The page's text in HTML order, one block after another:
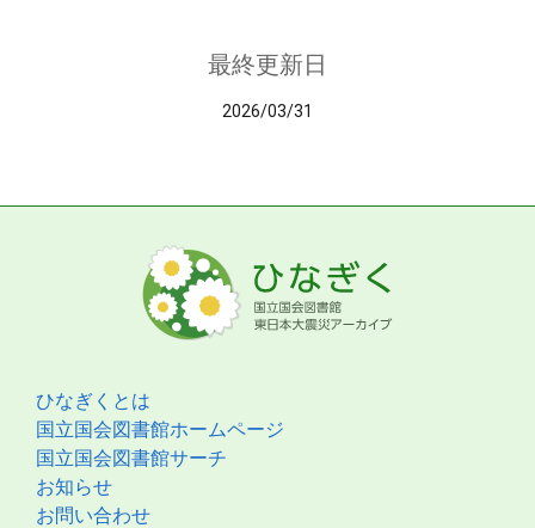
最終更新日
2026/03/31
ひなぎくとは
国立国会図書館ホームページ
国立国会図書館サーチ
お知らせ
お問い合わせ